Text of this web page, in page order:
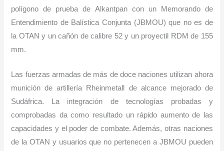
polígono de prueba de Alkantpan con un Memorando de
Entendimiento de Balística Conjunta (JBMOU) que no es de
la OTAN y un cañón de calibre 52 y un proyectil RDM de 155
mm.
Las fuerzas armadas de más de doce naciones utilizan ahora
munición de artillería Rheinmetall de alcance mejorado de
Sudáfrica. La integración de tecnologías probadas y
comprobadas da como resultado un rápido aumento de las
capacidades y el poder de combate. Además, otras naciones
de la OTAN y usuarios que no pertenecen a JBMOU pueden